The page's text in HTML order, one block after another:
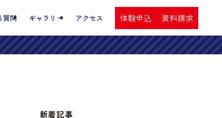
質問 ギャラリー アクセス 体験申込 資料請求
新着記事